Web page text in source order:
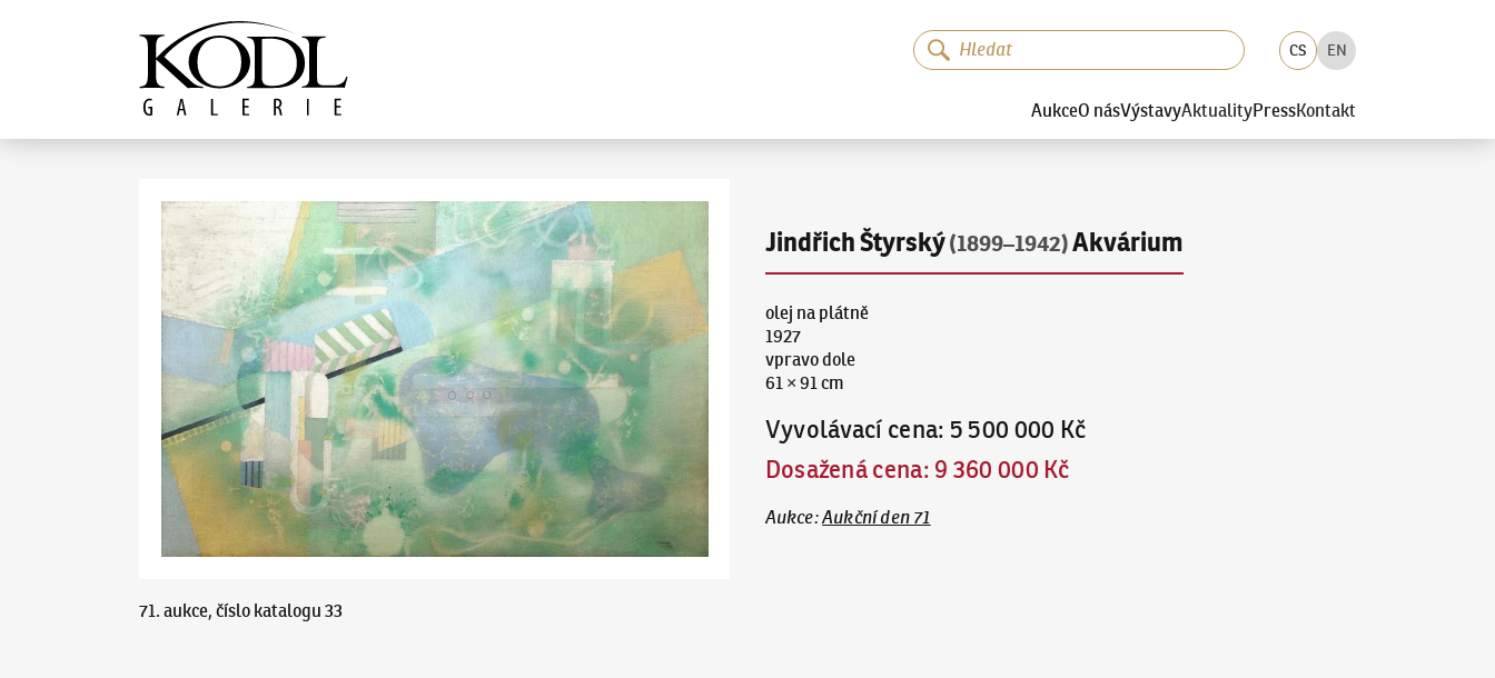
Galerie KODL
CS EN
AukceO násVýstavyAktualityPressKontakt
Jindřich Štyrský(1899–1942)Akvárium
olej na plátně
1927
vpravo dole
61 × 91 cm
Vyvolávací cena: 5 500 000 Kč
Dosažená cena: 9 360 000 Kč
Aukce:Aukční den 71
71. aukce, číslo katalogu 33